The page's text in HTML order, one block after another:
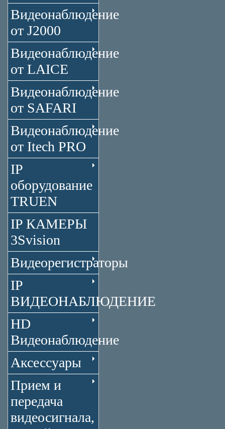
Видеонаблюдение
от J2000
Видеонаблюдение
от LAICE
Видеонаблюдение
от SAFARI
Видеонаблюдение
от Itech PRO
IP
оборудование
TRUEN
IP КАМЕРЫ
3Svision
Видеорегистраторы
IP
ВИДЕОНАБЛЮДЕНИЕ
HD
Видеонаблюдение
Аксессуары
Прием и
передача
видеосигнала,